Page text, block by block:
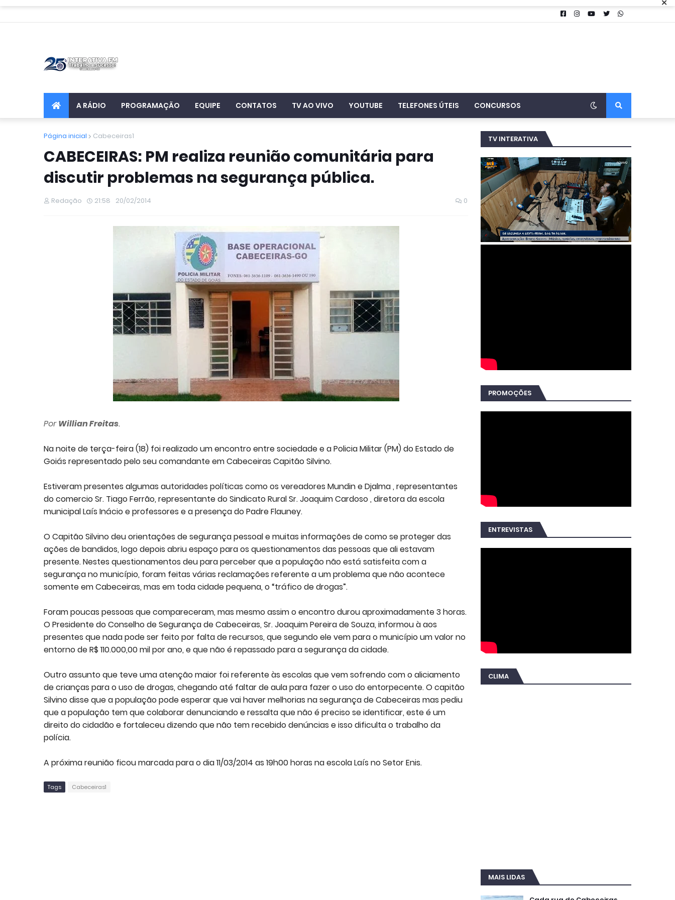
A RÁDIO PROGRAMAÇÃO EQUIPE CONTATOS TV AO VIVO YOUTUBE TELEFONES ÚTEIS CONCURSOS
Página inicial Cabeceiras1
CABECEIRAS: PM realiza reunião comunitária para
discutir problemas na segurança pública.
Redação 21:58 20/02/2014 0
PorWillian Freitas.
Na noite de terça-feira (18) foi realizado um encontro entre sociedade e a Policia Militar (PM) do Estado de
Goiás representado pelo seu comandante em Cabeceiras Capitão Silvino.
Estiveram presentes algumas autoridades políticas como os vereadores Mundin e Djalma , representantes
do comercio Sr. Tiago Ferrão, representante do Sindicato Rural Sr. Joaquim Cardoso , diretora da escola
municipal Laís Inácio e professores e a presença do Padre Flauney.
O Capitão Silvino deu orientações de segurança pessoal e muitas informações de como se proteger das
ações de bandidos, logo depois abriu espaço para os questionamentos das pessoas que ali estavam
presente. Nestes questionamentos deu para perceber que a população não está satisfeita com a
segurança no município, foram feitas várias reclamações referente a um problema que não acontece
somente em Cabeceiras, mas em toda cidade pequena, o “tráfico de drogas”.
Foram poucas pessoas que compareceram, mas mesmo assim o encontro durou aproximadamente 3 horas.
O Presidente do Conselho de Segurança de Cabeceiras, Sr. Joaquim Pereira de Souza, informou à aos
presentes que nada pode ser feito por falta de recursos, que segundo ele vem para o município um valor no
entorno de R$ 110.000,00 mil por ano, e que não é repassado para a segurança da cidade.
Outro assunto que teve uma atenção maior foi referente às escolas que vem sofrendo com o aliciamento
de crianças para o uso de drogas, chegando até faltar de aula para fazer o uso do entorpecente. O capitão
Silvino disse que a população pode esperar que vai haver melhorias na segurança de Cabeceiras mas pediu
que a população tem que colaborar denunciando e ressalta que não é preciso se identificar, este é um
direito do cidadão e fortaleceu dizendo que não tem recebido denúncias e isso dificulta o trabalho da
polícia.
A próxima reunião ficou marcada para o dia 11/03/2014 as 19h00 horas na escola Laís no Setor Enis.
Tags Cabeceiras1
TV INTERATIVA
PROMOÇÕES
ENTREVISTAS
CLIMA
MAIS LIDAS